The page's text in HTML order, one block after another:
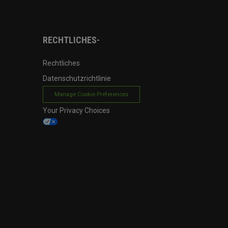
RECHTLICHES-
Rechtliches
Datenschutzrichtlinie
Manage Cookie Preferences
Your Privacy Choices